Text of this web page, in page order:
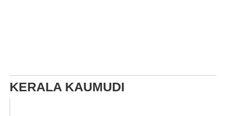
KERALA KAUMUDI